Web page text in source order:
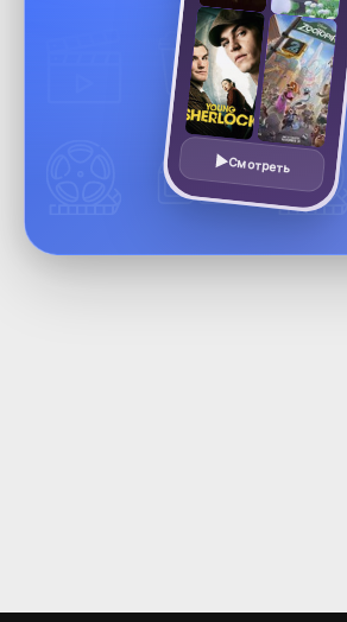
Смотреть